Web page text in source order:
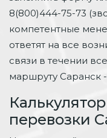
8(800)444-75-73
компетентные
ответят на все
связи в течении
маршруту Саранск
перевозки